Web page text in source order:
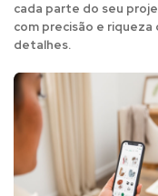
cada parte do seu
com precisão e riqueza
detalhes.